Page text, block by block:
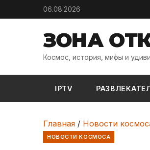
Skip to content06.08.2026
ЗОНА
Космос, история, мифы и
IPTV
Главная / Новости
НОВОСТИ КОСМОСА